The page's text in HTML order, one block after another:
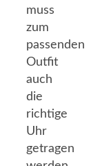
muss
zum
passenden
Outfit
auch
die
richtige
Uhr
getragen